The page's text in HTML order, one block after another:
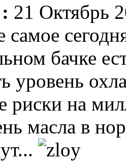
21 Октябрь
бачке
уровень
риски на
масла в